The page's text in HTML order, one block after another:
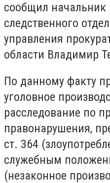
сообщил начальник
следственного
управления
области Владимир
По данному факту
уголовное
расследование по
правонарушения,
ст. 364
служебным
(незаконное